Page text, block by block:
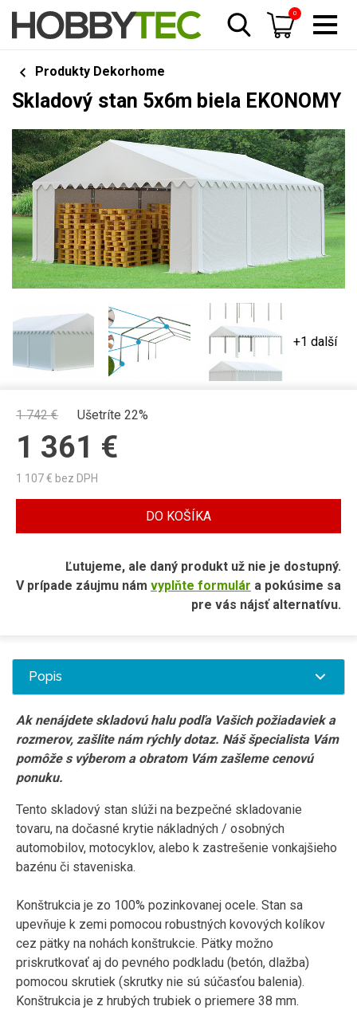
0
Produkty Dekorhome
Skladový stan 5x6m biela EKONOMY
+1 další
1 742€ Ušetríte 22%
1 361 €
1 107€ bez DPH
DO KOŠÍKA
Ľutujeme, ale daný produkt už nie je dostupný.
V prípade záujmu nám vyplňte formulár a pokúsime sa
pre vás nájsť alternatívu.
Popis
Ak nenájdete skladovú halu podľa Vašich požiadaviek a
rozmerov, zašlite nám rýchly dotaz. Náš špecialista Vám
pomôže s výberom a obratom Vám zašleme cenovú
ponuku.
Tento skladový stan slúži na bezpečné skladovanie
tovaru, na dočasné krytie nákladných / osobných
automobilov, motocyklov, alebo k zastrešenie vonkajšieho
bazénu či staveniska.
Konštrukcia je zo 100% pozinkovanej ocele. Stan sa
upevňuje k zemi pomocou robustných kovových kolíkov
cez pätky na nohách konštrukcie. Pätky možno
priskrutkovať aj do pevného podkladu (betón, dlažba)
pomocou skrutiek (skrutky nie sú súčasťou balenia).
Konštrukcia je z hrubých trubiek o priemere 38 mm.